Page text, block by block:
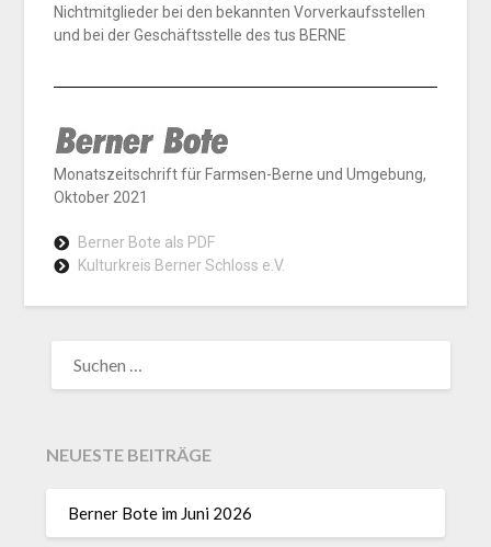
Nichtmitglieder bei den bekannten Vorverkaufsstellen
und bei der Geschäftsstelle des tus BERNE
Monatszeitschrift für Farmsen-Berne und Umgebung,
Oktober 2021
Berner Bote als PDF
Kulturkreis Berner Schloss e.V.
NEUESTE BEITRÄGE
Berner Bote im Juni 2026